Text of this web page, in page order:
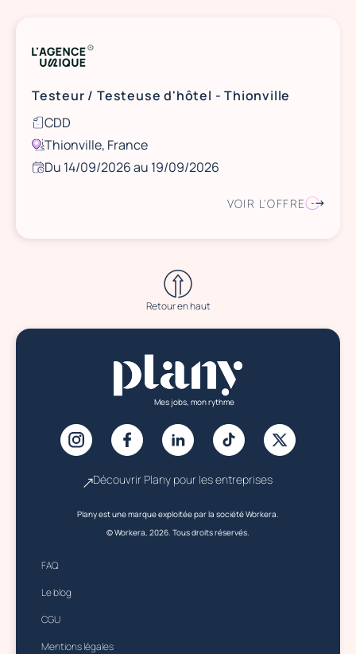
Testeur / Testeuse d'hôtel - Thionville
CDD
Thionville, France
Du 14/09/2026 au 19/09/2026
VOIR L'OFFRE
Retour en haut
Mes jobs, mon rythme
Découvrir Plany pour les entreprises
Plany est une marque exploitée par la société Workera.
© Workera, 2026. Tous droits réservés.
FAQ
Le blog
CGU
Mentions légales